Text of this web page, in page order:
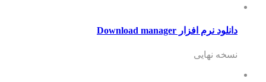
دانلود نرم افزار Download manager
نسخه نهایی